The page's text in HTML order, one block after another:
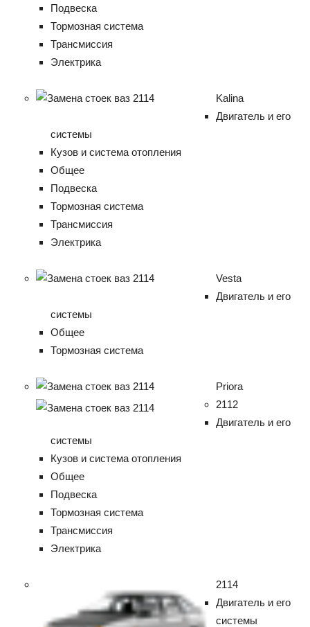
Подвеска
Тормозная система
Трансмиссия
Электрика
Kalina
Двигатель и его
системы
Кузов и система отопления
Общее
Подвеска
Тормозная система
Трансмиссия
Электрика
Vesta
Двигатель и его
системы
Общее
Тормозная система
Priora
2112
Двигатель и его
системы
Кузов и система отопления
Общее
Подвеска
Тормозная система
Трансмиссия
Электрика
2114
Двигатель и его
системы